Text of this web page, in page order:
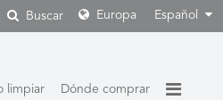
Buscar Europa Español
limpiar Dónde comprar